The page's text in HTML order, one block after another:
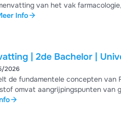
van het vak
Info
| 2de Bachelor |
2026
de fundamentele concepten van
omvat aangrijpingspunten van
en niet-specifieke werking,